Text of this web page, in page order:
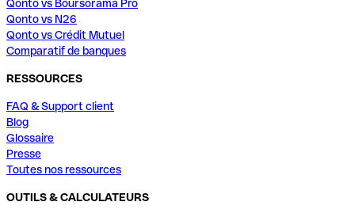
Qonto vs Boursorama Pro
Qonto vs N26
Qonto vs Crédit Mutuel
Comparatif de banques
RESSOURCES
FAQ & Support client
Blog
Glossaire
Presse
Toutes nos ressources
OUTILS & CALCULATEURS